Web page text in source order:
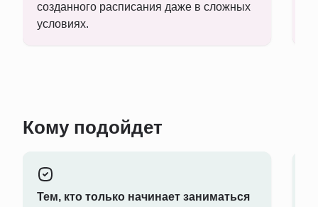
созданного расписания даже в сложных
условиях.
Кому подойдет
Тем, кто только начинает заниматься